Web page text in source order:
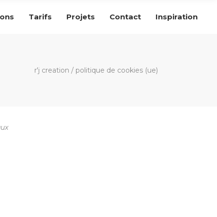
Tarifs Projets Contact Inspiration
r'j creation / politique de cookies (ue)